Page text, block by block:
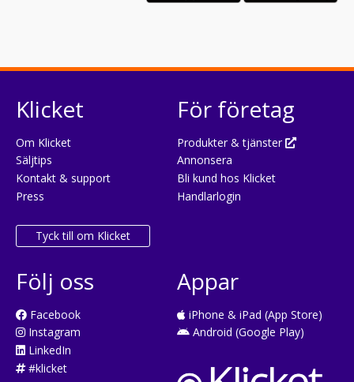
Klicket
Om Klicket
Säljtips
Kontakt & support
Press
Tyck till om Klicket
För företag
Produkter & tjänster
Annonsera
Bli kund hos Klicket
Handlarlogin
Följ oss
Facebook
Instagram
LinkedIn
#klicket
Appar
iPhone & iPad (App Store)
Android (Google Play)